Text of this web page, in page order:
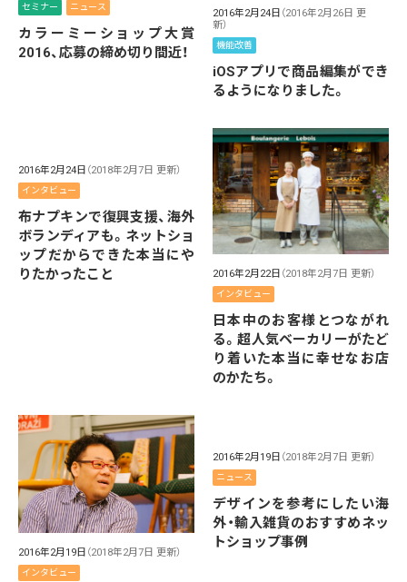
セミナー ニュース
カラーミーショップ大賞
2016、応募の締め切り間近！
2016年2月24日 （2016年2月26日 更
新）
機能改善
iOSアプリで商品編集ができ
るようになりました。
2016年2月24日 （2018年2月7日 更新）
インタビュー
布ナプキンで復興支援、海外
ボランディアも。ネットショ
ップだからできた本当にや
りたかったこと
2016年2月22日 （2018年2月7日 更新）
インタビュー
日本中のお客様とつながれ
る。超人気ベーカリーがたど
り着いた本当に幸せなお店
のかたち。
2016年2月19日 （2018年2月7日 更新）
インタビュー
2016年2月19日 （2018年2月7日 更新）
ニュース
デザインを参考にしたい海
外・輸入雑貨のおすすめネッ
トショップ事例